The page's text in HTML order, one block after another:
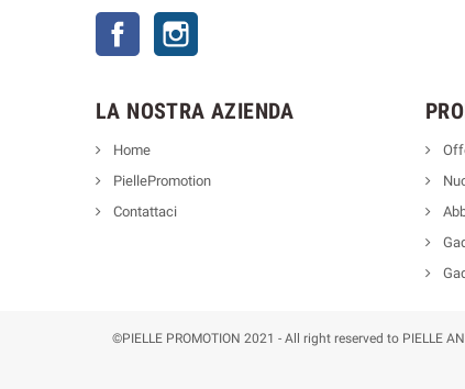
Facebook
LA NOSTRA AZIENDA
Home
PiellePromotion
Contattaci
©PIELLE PROMOTION 2021 - All right reserved to PIELLE